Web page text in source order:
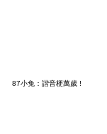
87小兔：諧音梗萬歲 !